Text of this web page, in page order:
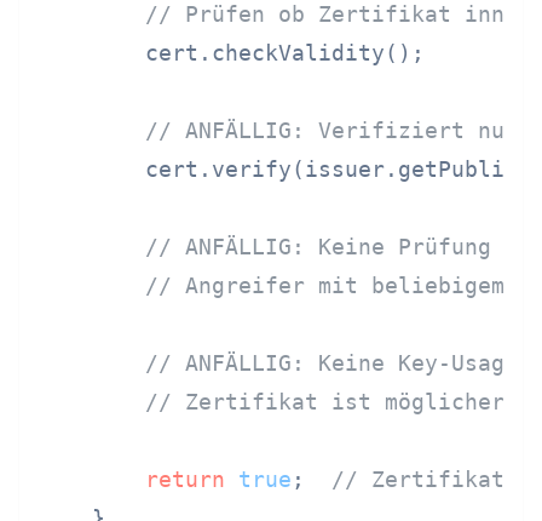
// Prüfen ob Zertifikat
        cert.checkValidity();
// ANFÄLLIG: Verifiziert nur
// ANFÄLLIG: Keine Prüfung
// Angreifer mit beliebigem
// ANFÄLLIG: Keine Key-
// Zertifikat ist
return true ; // Zertifikat